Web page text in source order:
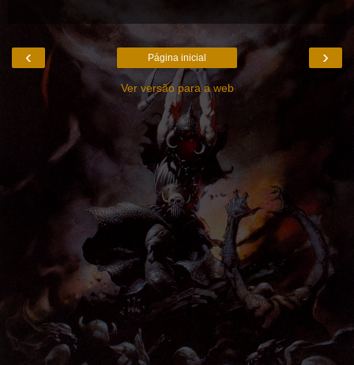
‹ ›
Página inicial
Ver versão para a web